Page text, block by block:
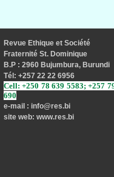
Revue Ethique et Société
Fraternité St. Dominique
B.P : 2960 Bujumbura, Burundi
Tél : +257 22 22 6956
Cell: +250 78 639 5583; +257
690
e-mail : info@res.bi
site web: www.res.bi